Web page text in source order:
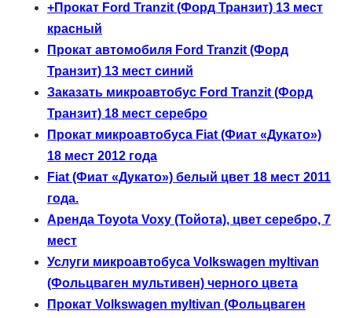
+Прокат Ford Tranzit (Форд Транзит) 13 мест
красный
Прокат автомобиля Ford Tranzit (Форд
Транзит) 13 мест синий
Заказать микроавтобус Ford Tranzit (Форд
Транзит) 18 мест серебро
Прокат микроавтобуса Fiat (Фиат «Дукато»)
18 мест 2012 года
Fiat (Фиат «Дукато») белый цвет 18 мест 2011
года.
Аренда Toyota Voxy (Тойота), цвет серебро, 7
мест
Услуги микроавтобуса Volkswagen myltivan
(Фольцваген мультивен) черного цвета
Прокат Volkswagen myltivan (Фольцваген